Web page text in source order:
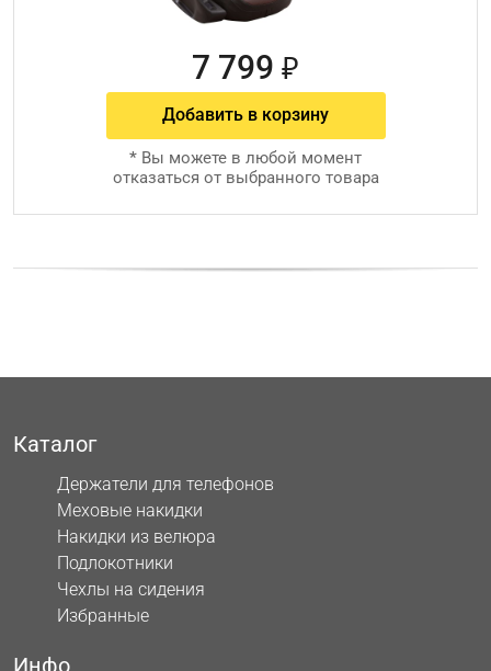
7 799 ₽
Добавить в корзину
* Вы можете в любой момент
отказаться от выбранного товара
Каталог
Держатели для телефонов
Меховые накидки
Накидки из велюра
Подлокотники
Чехлы на сидения
Избранные
Инфо